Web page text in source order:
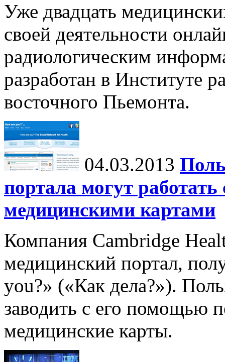
Уже двадцать
своей деятельности
радиологическим
разработан в Институте
восточного Пьемонта.
04.03.2013
портала могут
медицинскими картами
Компания Cambridge
медицинский портал,
you?» («Как дела?»).
заводить с его помощью
медицинские карты.